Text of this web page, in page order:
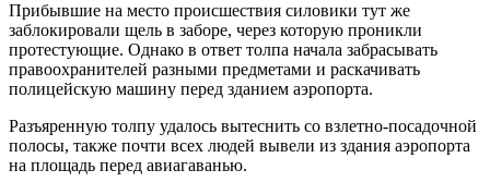
Прибывшие на место происшествия силовики тут же
заблокировали щель в заборе, через которую проникли
протестующие. Однако в ответ толпа начала забрасывать
правоохранителей разными предметами и раскачивать
полицейскую машину перед зданием аэропорта.
Разъяренную толпу удалось вытеснить со взлетно-посадочной
полосы, также почти всех людей вывели из здания аэропорта
на площадь перед авиагаванью.